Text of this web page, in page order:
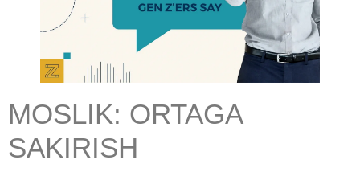
MOSLIK: ORTAGA
SAKIRISH